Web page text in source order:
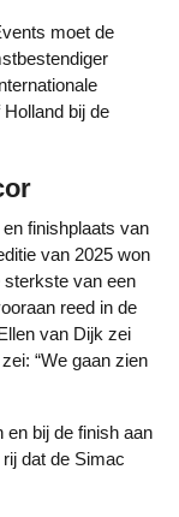
bij de
van 2025 won
sterkste van een
reed in de
van Dijk zei
“We gaan zien
dat de Simac